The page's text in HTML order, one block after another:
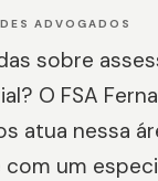
ADVOGADOS
sobre
O FSA
atua nessa
com um